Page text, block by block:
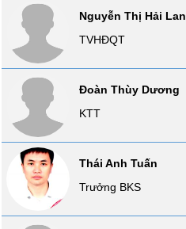
liệu
Tâm
lý
thị
trường
Nguyễn Thị Hải Lan
TVHĐQT
Đoàn Thùy Dương
KTT
Thái Anh Tuấn
Trưởng BKS
TIÊU
DÙNG
KHÔNG
THIẾT
YẾU
TIÊU